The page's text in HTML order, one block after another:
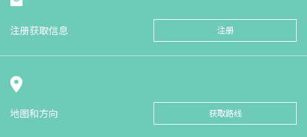
注册获取信息 注册
地图和方向 获取路线